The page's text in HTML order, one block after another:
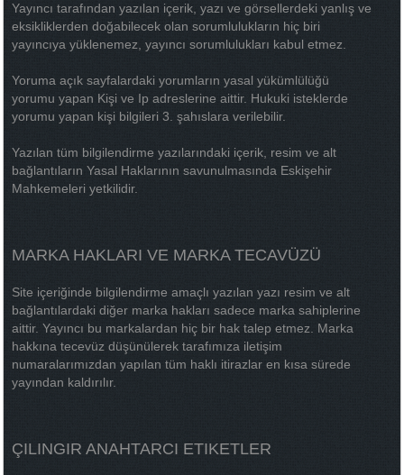
Yayıncı tarafından yazılan içerik, yazı ve görsellerdeki yanlış ve
eksikliklerden doğabilecek olan sorumlulukların hiç biri
yayıncıya yüklenemez, yayıncı sorumlulukları kabul etmez.
Yoruma açık sayfalardaki yorumların yasal yükümlülüğü
yorumu yapan Kişi ve Ip adreslerine aittir. Hukuki isteklerde
yorumu yapan kişi bilgileri 3. şahıslara verilebilir.
Yazılan tüm bilgilendirme yazılarındaki içerik, resim ve alt
bağlantıların Yasal Haklarının savunulmasında Eskişehir
Mahkemeleri yetkilidir.
MARKA HAKLARI VE MARKA TECAVÜZÜ
Site içeriğinde bilgilendirme amaçlı yazılan yazı resim ve alt
bağlantılardaki diğer marka hakları sadece marka sahiplerine
aittir. Yayıncı bu markalardan hiç bir hak talep etmez. Marka
hakkına tecevüz düşünülerek tarafımıza iletişim
numaralarımızdan yapılan tüm haklı itirazlar en kısa sürede
yayından kaldırılır.
ÇILINGIR ANAHTARCI ETIKETLER